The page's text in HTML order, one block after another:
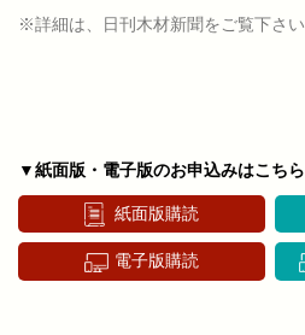
※詳細は、日刊木材新聞をご覧下さい
▼紙面版・電子版のお申込みはこちら
紙面版購読
電子版購読